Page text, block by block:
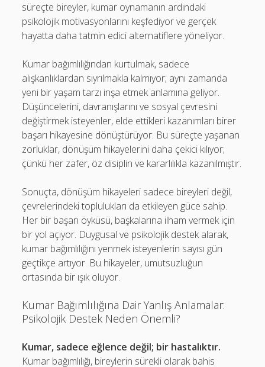
süreçte bireyler, kumar oynamanın ardındaki
psikolojik motivasyonlarını keşfediyor ve gerçek
hayatta daha tatmin edici alternatiflere yöneliyor.
Kumar bağımlılığından kurtulmak, sadece
alışkanlıklardan sıyrılmakla kalmıyor; aynı zamanda
yeni bir yaşam tarzı inşa etmek anlamına geliyor.
Düşüncelerini, davranışlarını ve sosyal çevresini
değiştirmek isteyenler, elde ettikleri kazanımları birer
başarı hikayesine dönüştürüyor. Bu süreçte yaşanan
zorluklar, dönüşüm hikayelerini daha çekici kılıyor;
çünkü her zafer, öz disiplin ve kararlılıkla kazanılmıştır.
Sonuçta, dönüşüm hikayeleri sadece bireyleri değil,
çevrelerindeki toplulukları da etkileyen güce sahip.
Her bir başarı öyküsü, başkalarına ilham vermek için
bir yol açıyor. Duygusal ve psikolojik destek alarak,
kumar bağımlılığını yenmek isteyenlerin sayısı gün
geçtikçe artıyor. Bu hikayeler, umutsuzluğun
ortasında bir ışık oluyor.
Kumar Bağımlılığına Dair Yanlış Anlamalar:
Psikolojik Destek Neden Önemli?
Kumar, sadece eğlence değil; bir hastalıktır.
Kumar bağımlılığı, bireylerin sürekli olarak bahis